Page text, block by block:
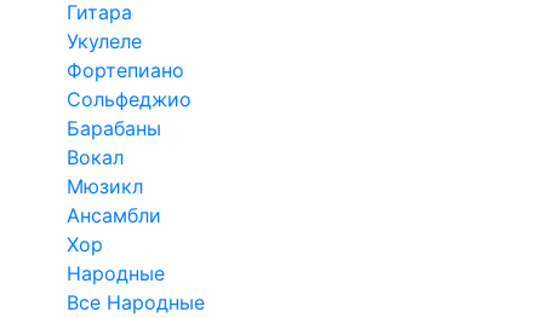
Гитара
Укулеле
Фортепиано
Сольфеджио
Барабаны
Вокал
Мюзикл
Ансамбли
Хор
Народные
Все Народные